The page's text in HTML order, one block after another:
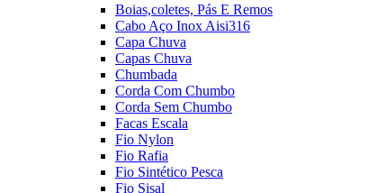
Boias,coletes, Pás E Remos
Cabo Aço Inox Aisi316
Capa Chuva
Capas Chuva
Chumbada
Corda Com Chumbo
Corda Sem Chumbo
Facas Escala
Fio Nylon
Fio Rafia
Fio Sintético Pesca
Fio Sisal